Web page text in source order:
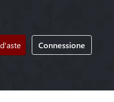
Connessione